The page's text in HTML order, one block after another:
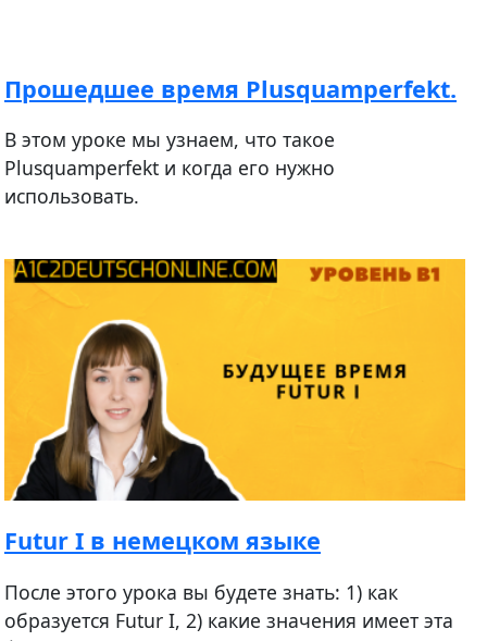
Прошедшее время Plusquamperfekt.
В этом уроке мы узнаем, что такое
Plusquamperfekt и когда его нужно
использовать.
Futur I в немецком языке
После этого урока вы будете знать: 1) как
образуется Futur I, 2) какие значения имеет эта